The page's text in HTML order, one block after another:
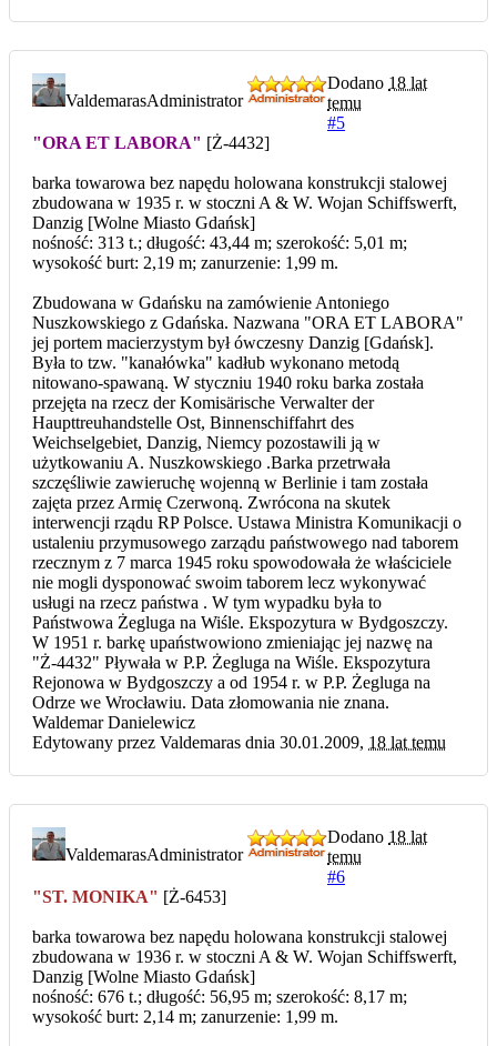
ValdemarasAdministrator
Dodano 18 lat
temu
#5
"ORA ET LABORA" [Ż-4432]
barka towarowa bez napędu holowana konstrukcji stalowej
zbudowana w 1935 r. w stoczni A & W. Wojan Schiffswerft,
Danzig [Wolne Miasto Gdańsk]
nośność: 313 t.; długość: 43,44 m; szerokość: 5,01 m;
wysokość burt: 2,19 m; zanurzenie: 1,99 m.
Zbudowana w Gdańsku na zamówienie Antoniego
Nuszkowskiego z Gdańska. Nazwana "ORA ET LABORA"
jej portem macierzystym był ówczesny Danzig [Gdańsk].
Była to tzw. "kanałówka" kadłub wykonano metodą
nitowano-spawaną. W styczniu 1940 roku barka została
przejęta na rzecz der Komisärische Verwalter der
Haupttreuhandstelle Ost, Binnenschiffahrt des
Weichselgebiet, Danzig, Niemcy pozostawili ją w
użytkowaniu A. Nuszkowskiego .Barka przetrwała
szczęśliwie zawieruchę wojenną w Berlinie i tam została
zajęta przez Armię Czerwoną. Zwrócona na skutek
interwencji rządu RP Polsce. Ustawa Ministra Komunikacji o
ustaleniu przymusowego zarządu państwowego nad taborem
rzecznym z 7 marca 1945 roku spowodowała że właściciele
nie mogli dysponować swoim taborem lecz wykonywać
usługi na rzecz państwa . W tym wypadku była to
Państwowa Żegluga na Wiśle. Ekspozytura w Bydgoszczy.
W 1951 r. barkę upaństwowiono zmieniając jej nazwę na
"Ż-4432" Pływała w P.P. Żegluga na Wiśle. Ekspozytura
Rejonowa w Bydgoszczy a od 1954 r. w P.P. Żegluga na
Odrze we Wrocławiu. Data złomowania nie znana.
Waldemar Danielewicz
Edytowany przez Valdemaras dnia 30.01.2009, 18 lat temu
ValdemarasAdministrator
Dodano 18 lat
temu
#6
"ST. MONIKA" [Ż-6453]
barka towarowa bez napędu holowana konstrukcji stalowej
zbudowana w 1936 r. w stoczni A & W. Wojan Schiffswerft,
Danzig [Wolne Miasto Gdańsk]
nośność: 676 t.; długość: 56,95 m; szerokość: 8,17 m;
wysokość burt: 2,14 m; zanurzenie: 1,99 m.